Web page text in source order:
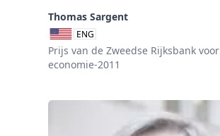
Thomas Sargent
ENG
Prijs van de Zweedse Rijksbank voor
economie-2011